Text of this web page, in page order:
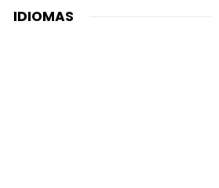
IDIOMAS